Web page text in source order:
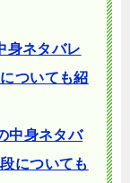
身ネタバレ
ついても紹
中身ネタバ
についても